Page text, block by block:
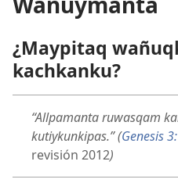
¿Maypitaq
kachkanku?
“Allpamanta ruwasqam
kutiykunkipas.” (Genesis
revisión 2012)